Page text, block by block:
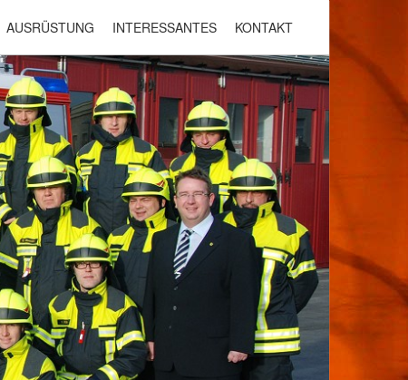
AUSRÜSTUNG INTERESSANTES KONTAKT